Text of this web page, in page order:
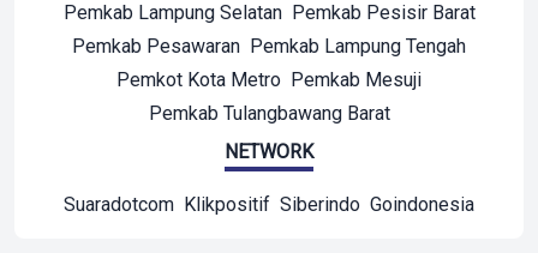
Pemkab Lampung Selatan Pemkab Pesisir Barat
Pemkab Pesawaran Pemkab Lampung Tengah
Pemkot Kota Metro Pemkab Mesuji
Pemkab Tulangbawang Barat
NETWORK
Suaradotcom Klikpositif Siberindo Goindonesia